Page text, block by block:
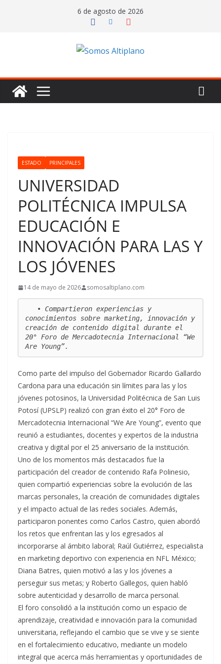
6 de agosto de 2026
ESTADO PRINCIPALES
UNIVERSIDAD
POLITÉCNICA IMPULSA
EDUCACIÓN E
INNOVACIÓN PARA LAS Y
LOS JÓVENES
14 de mayo de 2026 somosaltiplano.com
conocimientos sobre marketing, innovación y
creación de contenido digital durante el
20° Foro de Mercadotecnia Internacional “We
Are Young”.
Como parte del impulso del Gobernador Ricardo Gallardo
Cardona para una educación sin límites para las y los
jóvenes potosinos, la Universidad Politécnica de San Luis
Potosí (UPSLP) realizó con gran éxito el 20° Foro de
Mercadotecnia Internacional “We Are Young”, evento que
reunió a estudiantes, docentes y expertos de la industria
creativa y digital por el 25 aniversario de la institución.
Uno de los momentos más destacados fue la
participación del creador de contenido Rafa Polinesio,
quien compartió experiencias sobre la evolución de las
marcas personales, la creación de comunidades digitales
y el impacto actual de las redes sociales. Además,
participaron ponentes como Carlos Castro, quien abordó
los retos que enfrentan las y los egresados al
incorporarse al ámbito laboral; Raúl Gutiérrez, especialista
en marketing deportivo con experiencia en NFL México;
Diana Batres, quien motivó a las y los jóvenes a
perseguir sus metas; y Roberto Gallegos, quien habló
sobre autenticidad y desarrollo de marca personal.
El foro consolidó a la institución como un espacio de
aprendizaje, creatividad e innovación para la comunidad
universitaria, reflejando el cambio que se vive y se siente
en el fortalecimiento educativo, mediante un modelo
integral que acerca más herramientas y oportunidades de